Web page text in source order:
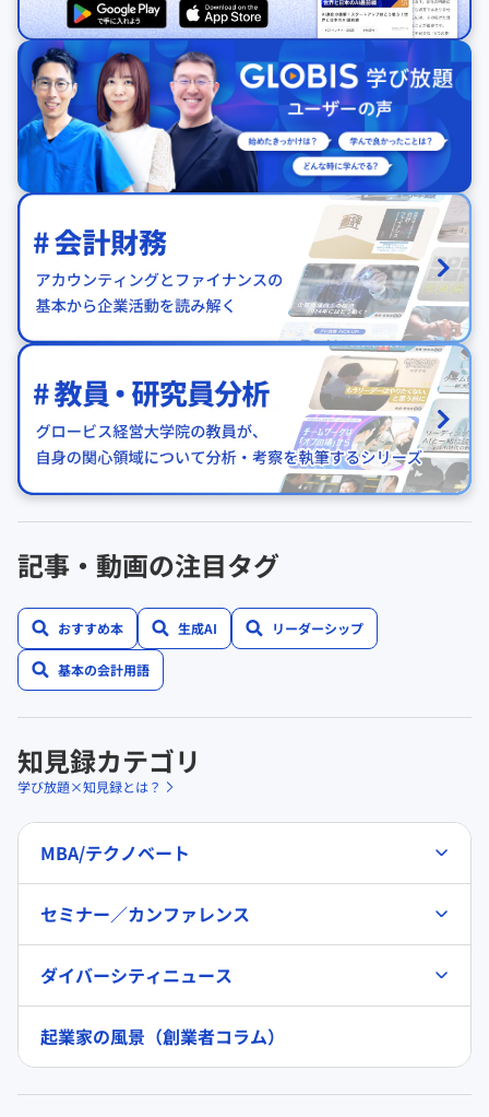
記事・動画の注目タグ
おすすめ本 生成AI リーダーシップ
基本の会計用語
知見録カテゴリ
学び放題×知見録とは？
MBA/テクノベート
セミナー／カンファレンス
ダイバーシティニュース
起業家の風景（創業者コラム）